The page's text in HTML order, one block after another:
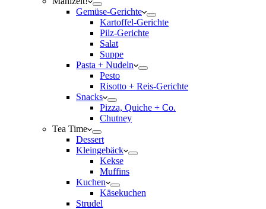
Gemüse-Gerichte
Kartoffel-Gerichte
Pilz-Gerichte
Salat
Suppe
Pasta + Nudeln
Pesto
Risotto + Reis-Gerichte
Snacks
Pizza, Quiche + Co.
Chutney
Tea Time
Dessert
Kleingebäck
Kekse
Muffins
Kuchen
Käsekuchen
Strudel